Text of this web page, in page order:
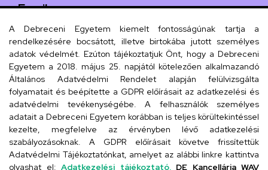
Email
arany.titkarsag@arany-alt.unideb.hu
Cím
4026 Debrecen, Arany János tér 1.
Szervezeti telefonkönyv
A Debreceni Egyetem kiemelt fontosságúnak tartja a
rendelkezésére bocsátott, illetve birtokába jutott személyes
adatok védelmét. Ezúton tájékoztatjuk Önt, hogy a Debreceni
Egyetem a 2018. május 25. napjától kötelezően alkalmazandó
Általános Adatvédelmi Rendelet alapján felülvizsgálta
folyamatait és beépítette a GDPR előírásait az adatkezelési és
adatvédelmi tevékenységébe. A felhasználók személyes
adatait a Debreceni Egyetem korábban is teljes körültekintéssel
kezelte, megfelelve az érvényben lévő adatkezelési
szabályozásoknak. A GDPR előírásait követve frissítettük
Adatvédelmi Tájékoztatónkat, amelyet az alábbi linkre kattintva
olvashat el: Adatkezelési tájékoztató. DE Kancellária WAV